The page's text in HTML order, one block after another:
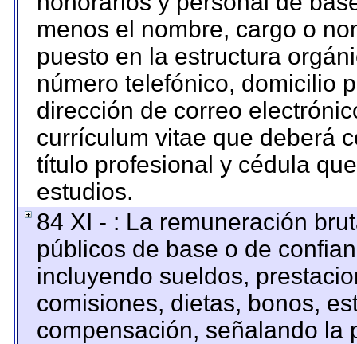
menos el nombre, cargo o
puesto en la estructura
número telefónico, domicilio
dirección de correo
currículum vitae que deberá
título profesional y cédula
estudios.
84 XI - : La remuneración
públicos de base o de
incluyendo sueldos,
comisiones, dietas, bonos,
compensación, señalando la